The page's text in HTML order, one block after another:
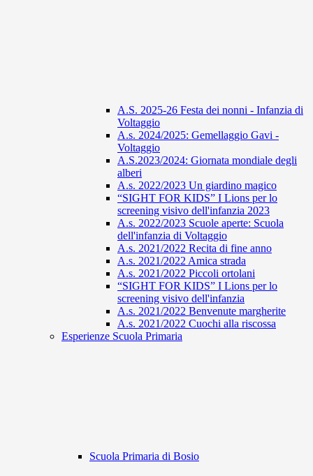
A.S. 2025-26 Festa dei nonni - Infanzia di
Voltaggio
A.s. 2024/2025: Gemellaggio Gavi -
Voltaggio
A.S.2023/2024: Giornata mondiale degli
alberi
A.s. 2022/2023 Un giardino magico
“SIGHT FOR KIDS” I Lions per lo
screening visivo dell'infanzia 2023
A.s. 2022/2023 Scuole aperte: Scuola
dell'infanzia di Voltaggio
A.s. 2021/2022 Recita di fine anno
A.s. 2021/2022 Amica strada
A.s. 2021/2022 Piccoli ortolani
“SIGHT FOR KIDS” I Lions per lo
screening visivo dell'infanzia
A.s. 2021/2022 Benvenute margherite
A.s. 2021/2022 Cuochi alla riscossa
Esperienze Scuola Primaria
Scuola Primaria di Bosio